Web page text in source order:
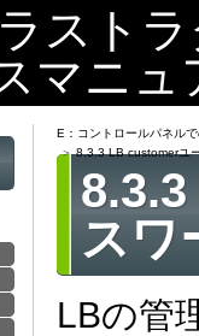
スト
マニュ
E：コントロールパネル
8.3.3 LB customerユ
スワ
LBの管